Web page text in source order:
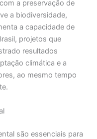
a preservação de
a biodiversidade,
a capacidade de
projetos que
resultados
climática e a
ao mesmo tempo
são essenciais para